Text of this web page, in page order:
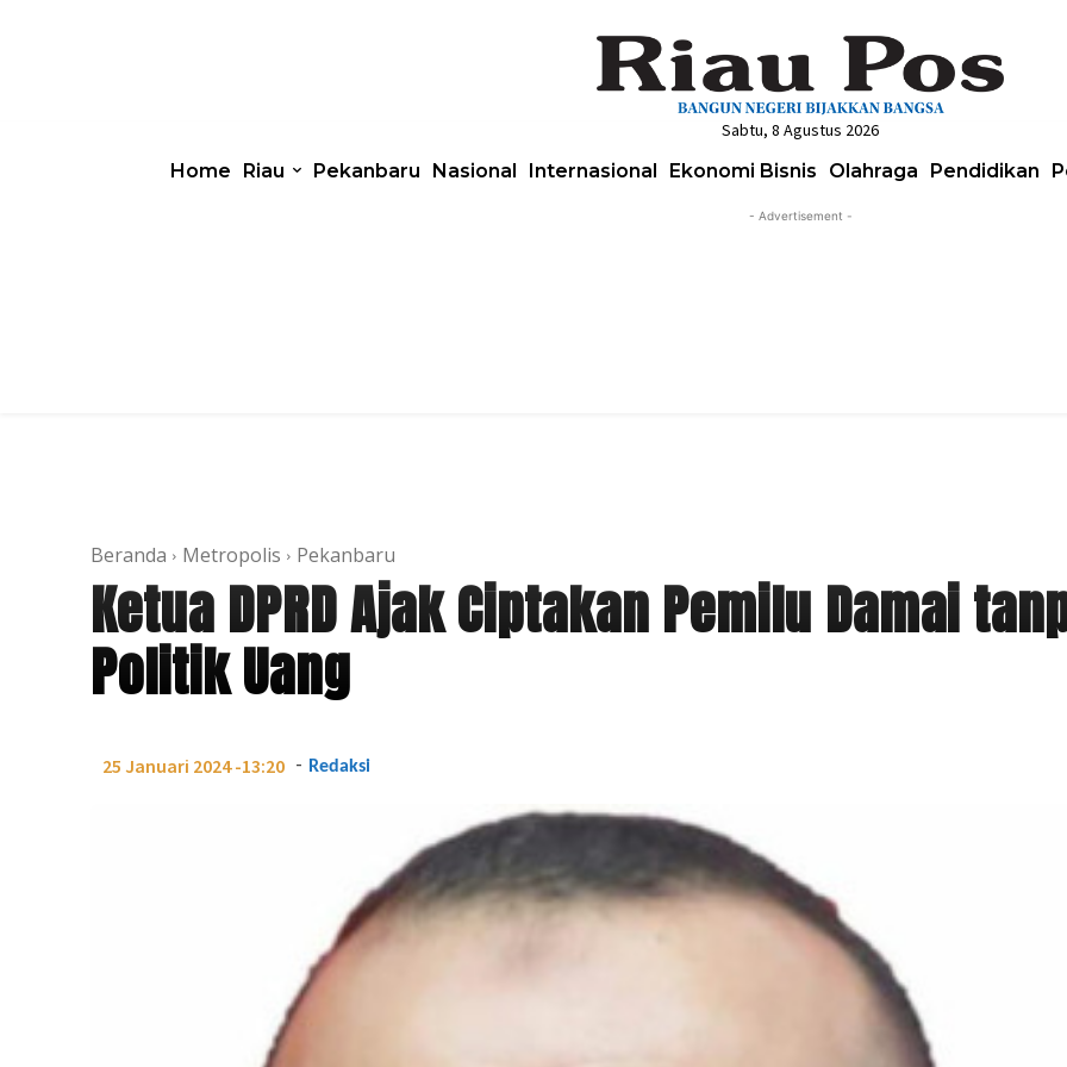
Sabtu, 8 Agustus 2026
Home Riau Pekanbaru Nasional Internasional Ekonomi Bisnis Olahraga Pendidikan
- Advertisement -
Beranda Metropolis Pekanbaru
Ketua DPRD Ajak Ciptakan Pemilu Damai
Politik Uang
25 Januari 2024 -13:20 - Redaksi